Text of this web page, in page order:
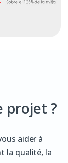
projet ?
aider à
la qualité, la